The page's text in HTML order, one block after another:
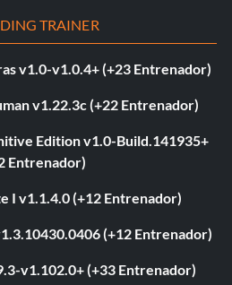
TRAINER
v1.0-v1.0.4+ (+23 Entrenador)
v1.22.3c (+22 Entrenador)
Edition v1.0-Build.141935+
Entrenador)
I v1.1.4.0 (+12 Entrenador)
(+12 Entrenador)
v1.102.0+ (+33 Entrenador)